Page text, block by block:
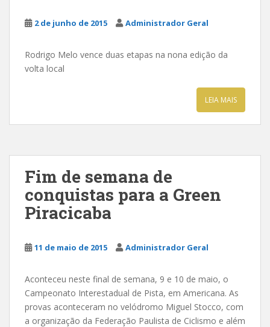
2 de junho de 2015 Administrador Geral
Rodrigo Melo vence duas etapas na nona edição da
volta local
LEIA MAIS
Fim de semana de
conquistas para a Green
Piracicaba
11 de maio de 2015 Administrador Geral
Aconteceu neste final de semana, 9 e 10 de maio, o
Campeonato Interestadual de Pista, em Americana. As
provas aconteceram no velódromo Miguel Stocco, com
a organização da Federação Paulista de Ciclismo e além